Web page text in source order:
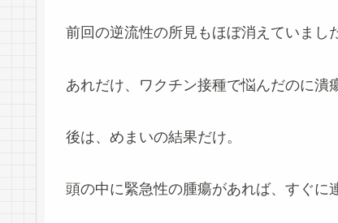
前回の逆流性の所見もほぼ消えていまし
あれだけ、ワクチン接種で悩んだのに潰
後は、めまいの結果だけ。
頭の中に緊急性の腫瘍があれば、すぐに